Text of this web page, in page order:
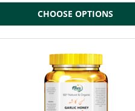
CHOOSE OPTIONS